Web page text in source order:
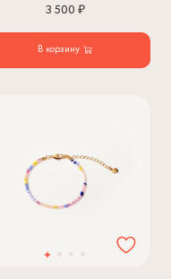
3 500 ₽
В корзину